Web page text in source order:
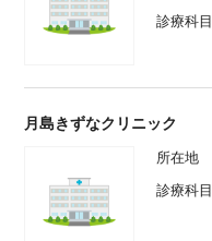
診療科目
月島きずなクリニック
所在地
診療科目